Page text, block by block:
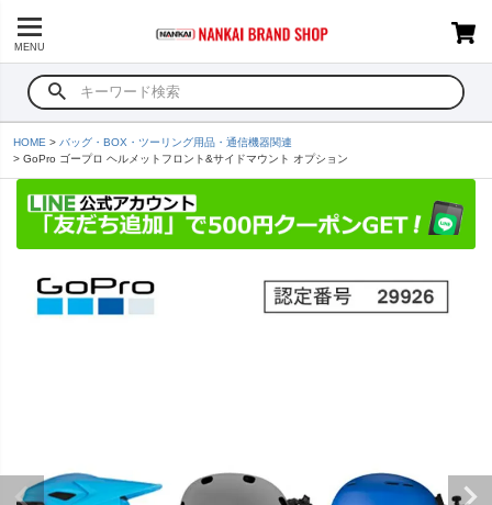
MENU
HOME
バッグ・BOX・ツーリング用品・通信機器関連
GoPro ゴープロ ヘルメットフロント&サイドマウント オプション